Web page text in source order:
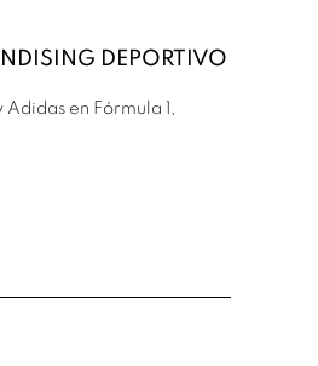
DEPORTIVO
en Fórmula 1,